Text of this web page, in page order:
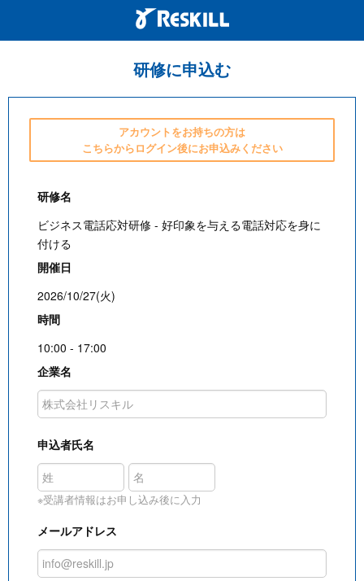
研修に申込む
アカウントをお持ちの方は
こちらからログイン後にお申込みください
研修名
ビジネス電話応対研修 - 好印象を与える電話対応を身に
付ける
開催日
2026/10/27(火)
時間
10:00 - 17:00
企業名
申込者氏名
※受講者情報はお申し込み後に入力
メールアドレス